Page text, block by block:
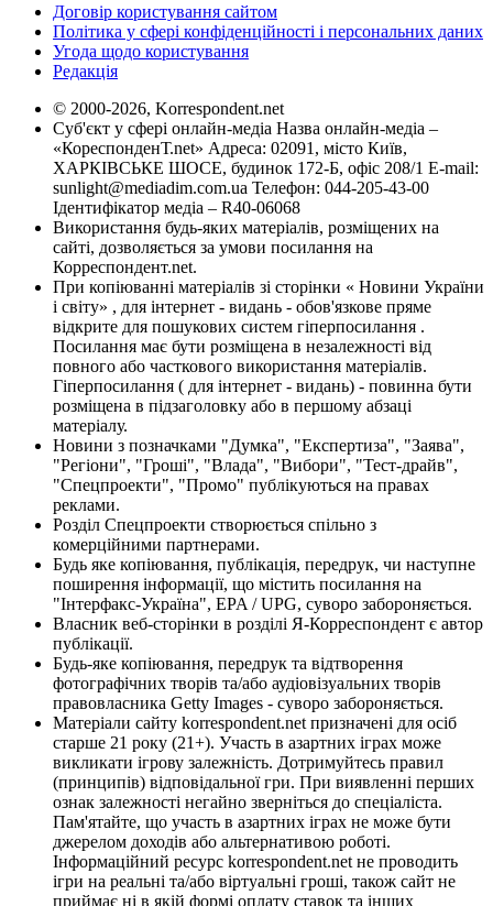
Договір користування сайтом
Політика у сфері конфіденційності і персональних даних
Угода щодо користування
Редакція
© 2000-2026, Korrespondent.net
Суб'єкт у сфері онлайн-медіа Назва онлайн-медіа –
«КореспонденТ.net» Адреса: 02091, місто Київ,
ХАРКІВСЬКЕ ШОСЕ, будинок 172-Б, офіс 208/1 E-mail:
sunlight@mediadim.com.ua Телефон: 044-205-43-00
Ідентифікатор медіа – R40-06068
Використання будь-яких матеріалів, розміщених на
сайті, дозволяється за умови посилання на
Корреспондент.net.
При копіюванні матеріалів зі сторінки « Новини України
і світу» , для інтернет - видань - обов'язкове пряме
відкрите для пошукових систем гіперпосилання .
Посилання має бути розміщена в незалежності від
повного або часткового використання матеріалів.
Гіперпосилання ( для інтернет - видань) - повинна бути
розміщена в підзаголовку або в першому абзаці
матеріалу.
Новини з позначками "Думка", "Експертиза", "Заява",
"Регіони", "Гроші", "Влада", "Вибори", "Тест-драйв",
"Спецпроекти", "Промо" публікуються на правах
реклами.
Розділ Спецпроекти створюється спільно з
комерційними партнерами.
Будь яке копіювання, публікація, передрук, чи наступне
поширення інформації, що містить посилання на
"Інтерфакс-Україна", EPA / UPG, суворо забороняється.
Власник веб-сторінки в розділі Я-Корреспондент є автор
публікації.
Будь-яке копіювання, передрук та відтворення
фотографічних творів та/або аудіовізуальних творів
правовласника Getty Images - суворо забороняється.
Матеріали сайту korrespondent.net призначені для осіб
старше 21 року (21+). Участь в азартних іграх може
викликати ігрову залежність. Дотримуйтесь правил
(принципів) відповідальної гри. При виявленні перших
ознак залежності негайно зверніться до спеціаліста.
Пам'ятайте, що участь в азартних іграх не може бути
джерелом доходів або альтернативою роботі.
Інформаційний ресурс korrespondent.net не проводить
ігри на реальні та/або віртуальні гроші, також сайт не
приймає ні в якій формі оплату ставок та інших